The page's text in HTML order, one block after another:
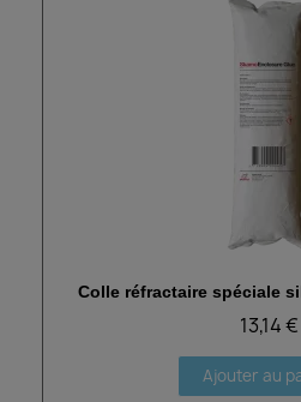
Aperçu
Colle réfractaire spéciale
13,14 €
Ajouter au